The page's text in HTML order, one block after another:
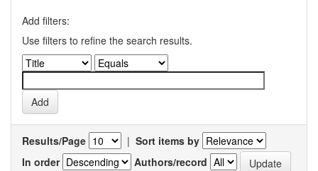
Add filters:
Use filters to refine the search results.
Results/Page | Sort items by
In order
Authors/record